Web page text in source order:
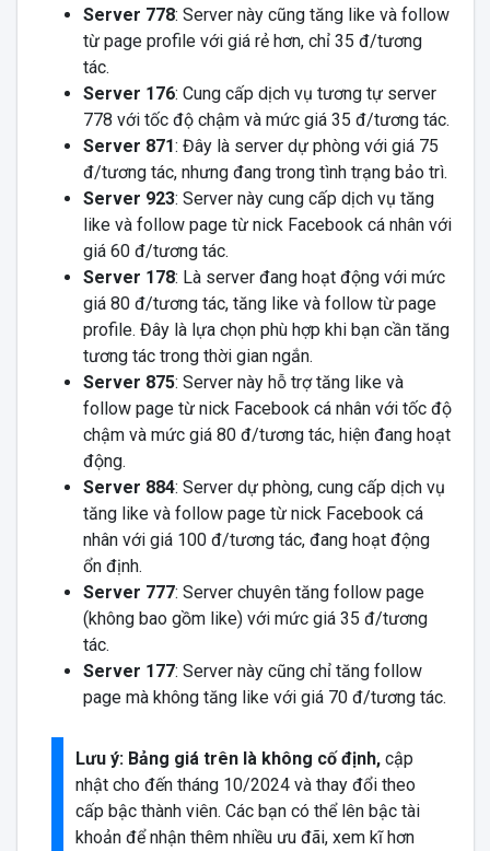
Server 778: Server này cũng tăng like và follow
từ page profile với giá rẻ hơn, chỉ 35 đ/tương
tác.
Server 176: Cung cấp dịch vụ tương tự server
778 với tốc độ chậm và mức giá 35 đ/tương tác.
Server 871: Đây là server dự phòng với giá 75
đ/tương tác, nhưng đang trong tình trạng bảo trì.
Server 923: Server này cung cấp dịch vụ tăng
like và follow page từ nick Facebook cá nhân với
giá 60 đ/tương tác.
Server 178: Là server đang hoạt động với mức
giá 80 đ/tương tác, tăng like và follow từ page
profile. Đây là lựa chọn phù hợp khi bạn cần tăng
tương tác trong thời gian ngắn.
Server 875: Server này hỗ trợ tăng like và
follow page từ nick Facebook cá nhân với tốc độ
chậm và mức giá 80 đ/tương tác, hiện đang hoạt
động.
Server 884: Server dự phòng, cung cấp dịch vụ
tăng like và follow page từ nick Facebook cá
nhân với giá 100 đ/tương tác, đang hoạt động
ổn định.
Server 777: Server chuyên tăng follow page
(không bao gồm like) với mức giá 35 đ/tương
tác.
Server 177: Server này cũng chỉ tăng follow
page mà không tăng like với giá 70 đ/tương tác.
Lưu ý: Bảng giá trên là không cố định, cập
nhật cho đến tháng 10/2024 và thay đổi theo
cấp bậc thành viên. Các bạn có thể lên bậc tài
khoản để nhận thêm nhiều ưu đãi, xem kĩ hơn